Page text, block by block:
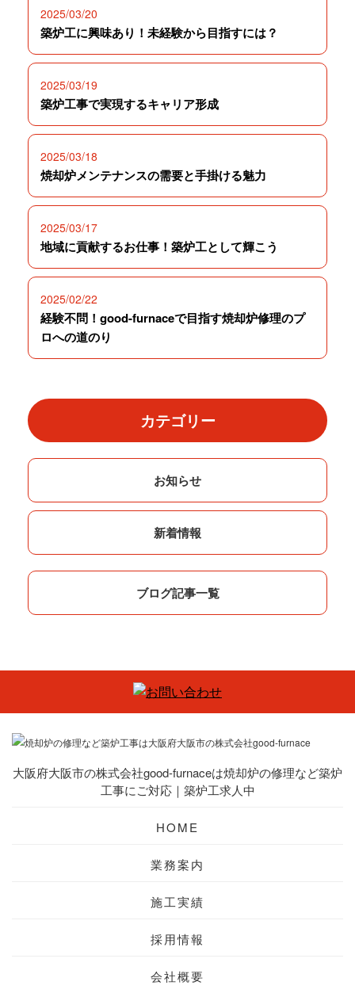
2025/03/20
築炉工に興味あり！未経験から目指すには？
2025/03/19
築炉工事で実現するキャリア形成
2025/03/18
焼却炉メンテナンスの需要と手掛ける魅力
2025/03/17
地域に貢献するお仕事！築炉工として輝こう
2025/02/22
経験不問！good-furnaceで目指す焼却炉修理のプ
ロへの道のり
カテゴリー
お知らせ
新着情報
ブログ記事一覧
大阪府大阪市の株式会社good-furnaceは焼却炉の修理など築炉
工事にご対応｜築炉工求人中
HOME
業務案内
施工実績
採用情報
会社概要